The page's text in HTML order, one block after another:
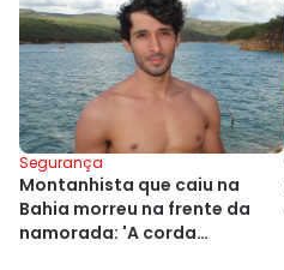
Segurança
Montanhista que caiu na
Bahia morreu na frente da
namorada: 'A corda